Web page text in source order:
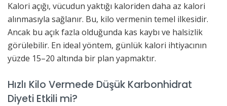
Kalori açığı, vücudun yaktığı kaloriden daha az kalori
alınmasıyla sağlanır. Bu, kilo vermenin temel ilkesidir.
Ancak bu açık fazla olduğunda kas kaybı ve halsizlik
görülebilir. En ideal yöntem, günlük kalori ihtiyacının
yüzde 15–20 altında bir plan yapmaktır.
Hızlı Kilo Vermede Düşük Karbonhidrat
Diyeti Etkili mi?